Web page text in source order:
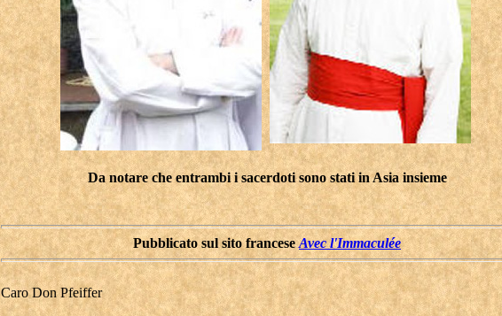
Da notare che entrambi i sacerdoti sono stati in Asia insieme
Pubblicato sul sito franceseAvec l'Immaculée
Caro Don Pfeiffer